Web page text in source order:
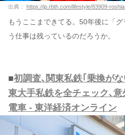
出典： https://jp.rbth.com/lifestyle/83909-
もうここまできてる。50年後に「
う仕事は残っているのだろうか。
■初調査､関東私鉄｢乗換が
東大手私鉄を全チェック､
電車 - 東洋経済オンライン